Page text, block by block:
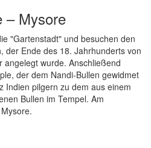
– Mysore
"Gartenstadt" und besuchen den
der Ende des 18. Jahrhunderts von
angelegt wurde. Anschließend
der dem Nandi-Bullen gewidmet
Indien pilgern zu dem aus einem
Bullen im Tempel. Am